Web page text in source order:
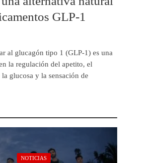
GLP-1
al glucagón tipo 1 (GLP-1) es una
la regulación del apetito, el
glucosa y la sensación de
NOTICIAS